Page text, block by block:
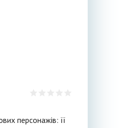
персонажів: її